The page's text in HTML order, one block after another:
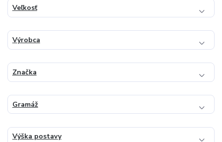
Veľkosť
Výrobca
Značka
Gramáž
Výška postavy